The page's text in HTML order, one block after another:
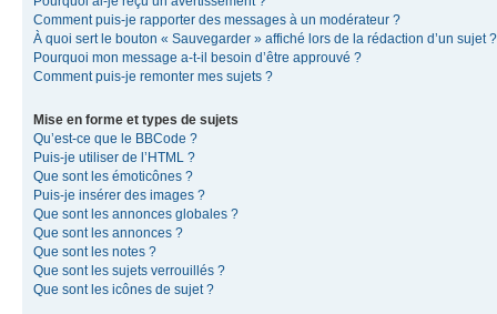
Comment puis-je rapporter des messages à un modérateur ?
À quoi sert le bouton « Sauvegarder » affiché lors de la rédaction d’un sujet ?
Pourquoi mon message a-t-il besoin d’être approuvé ?
Comment puis-je remonter mes sujets ?
Mise en forme et types de sujets
Qu’est-ce que le BBCode ?
Puis-je utiliser de l’HTML ?
Que sont les émoticônes ?
Puis-je insérer des images ?
Que sont les annonces globales ?
Que sont les annonces ?
Que sont les notes ?
Que sont les sujets verrouillés ?
Que sont les icônes de sujet ?